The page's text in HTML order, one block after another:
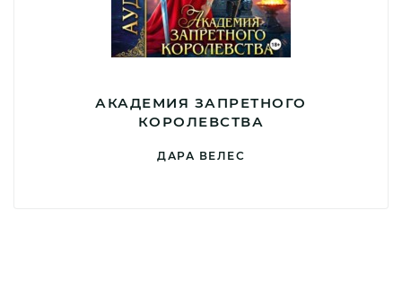
АКАДЕМИЯ ЗАПРЕТНОГО
КОРОЛЕВСТВА
ДАРА ВЕЛЕС